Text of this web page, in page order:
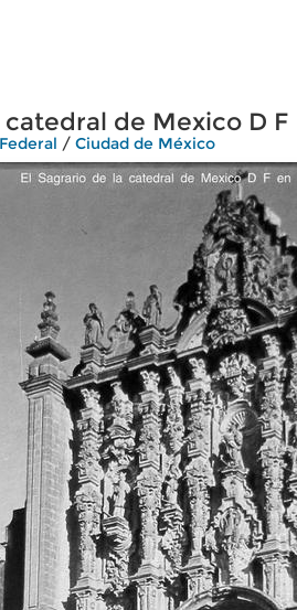
catedral de Mexico D F
/ Ciudad de México